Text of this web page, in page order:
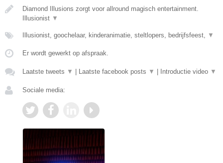
Diamond Illusions zorgt voor allround magisch entertainment.
Illusionist ▼
Illusionist, goochelaar, kinderanimatie, steltlopers, bedrijfsfeest, ▼
Er wordt gewerkt op afspraak.
Laatste tweets ▼ Laatste facebook posts ▼ Introductie video ▼
Sociale media: